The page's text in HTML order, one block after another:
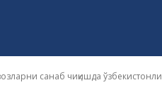
санаб чиқишда